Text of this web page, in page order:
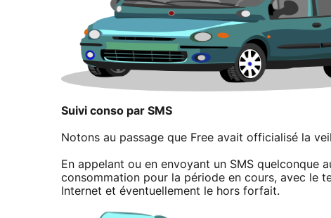
Suivi conso par SMS
Notons au passage que Free avait officialisé la
En appelant ou en envoyant un SMS quelconque
consommation pour la période en cours, avec le
Internet et éventuellement le hors forfait.